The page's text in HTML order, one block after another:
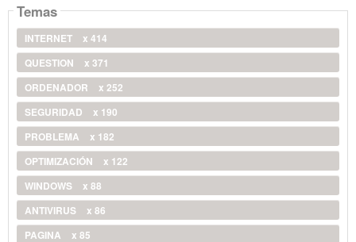
Temas
INTERNET
x 414
QUESTION
x 371
ORDENADOR
x 252
SEGURIDAD
x 190
PROBLEMA
x 182
OPTIMIZACIÓN
x 122
WINDOWS
x 88
ANTIVIRUS
x 86
PAGINA
x 85